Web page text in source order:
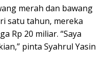
merah dan bawang
satu tahun, mereka
Rp 20 miliar. “Saya
pinta Syahrul Yasin